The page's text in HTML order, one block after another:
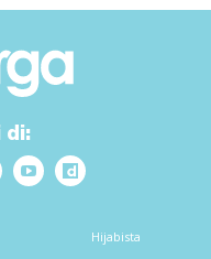
di:
Hijabista